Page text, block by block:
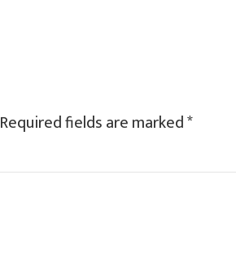
Required fields are marked*